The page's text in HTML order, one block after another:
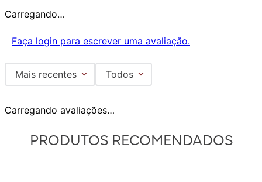
Carregando…
Faça login para escrever uma avaliação.
Mais recentes Todos
Carregando avaliações…
PRODUTOS RECOMENDADOS